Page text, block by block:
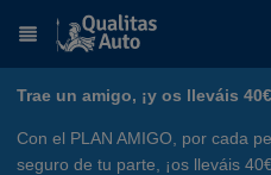
Trae un amigo, ¡y os lleváis
Con el PLAN AMIGO, por cada
seguro de tu parte, ¡os lleváis